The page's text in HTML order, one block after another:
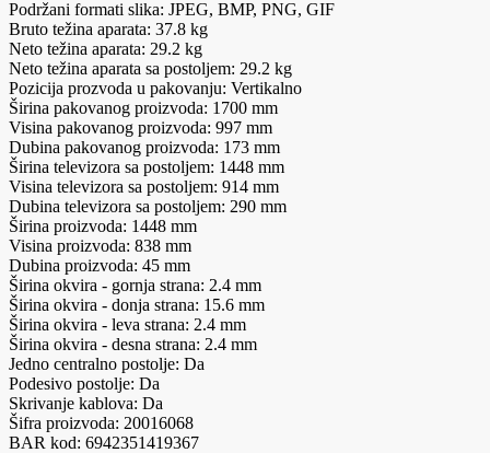
Podržani formati slika: JPEG, BMP, PNG, GIF
Bruto težina aparata: 37.8 kg
Neto težina aparata: 29.2 kg
Neto težina aparata sa postoljem: 29.2 kg
Pozicija prozvoda u pakovanju: Vertikalno
Širina pakovanog proizvoda: 1700 mm
Visina pakovanog proizvoda: 997 mm
Dubina pakovanog proizvoda: 173 mm
Širina televizora sa postoljem: 1448 mm
Visina televizora sa postoljem: 914 mm
Dubina televizora sa postoljem: 290 mm
Širina proizvoda: 1448 mm
Visina proizvoda: 838 mm
Dubina proizvoda: 45 mm
Širina okvira - gornja strana: 2.4 mm
Širina okvira - donja strana: 15.6 mm
Širina okvira - leva strana: 2.4 mm
Širina okvira - desna strana: 2.4 mm
Jedno centralno postolje: Da
Podesivo postolje: Da
Skrivanje kablova: Da
Šifra proizvoda: 20016068
BAR kod: 6942351419367